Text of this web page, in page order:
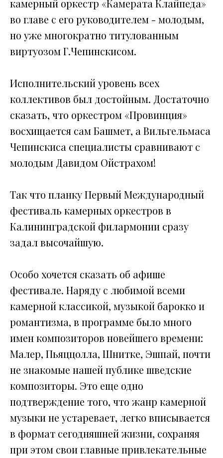
камерный оркестр «Камерата Клайпеда»
во главе с его руководителем - молодым,
но уже многократно титулованным
виртуозом Г.Чепинскисом.
Исполнительский уровень всех
коллективов был достойным. Достаточно
сказать, что оркестром «Провинция»
восхищается сам Башмет, а Вильгельмаса
Чепинскиса специалисты сравнивают с
молодым Давидом Ойстрахом!
Так что планку Первый Международный
фестиваль камерных оркестров в
Калининградской филармонии сразу
задал высочайшую.
Особо хочется сказать об афише
фестивале. Наряду с любимой всеми
камерной классикой, музыкой барокко и
романтизма, в программе было много
имен композиторов новейшего времени:
Малер, Пьяццолла, Шнитке, Эшпай, почти
не знакомые нашей публике шведские
композиторы. Это еще одно
подтверждение того, что жанр камерной
музыки не устаревает, легко вписывается
в формат сегодняшней жизни, сохраняя
при этом свои главные привлекательные